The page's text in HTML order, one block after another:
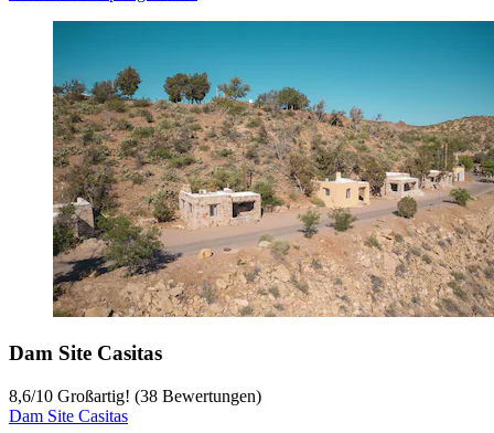
Dam Site Casitas
8,6/10 Großartig! (38 Bewertungen)
Dam Site Casitas